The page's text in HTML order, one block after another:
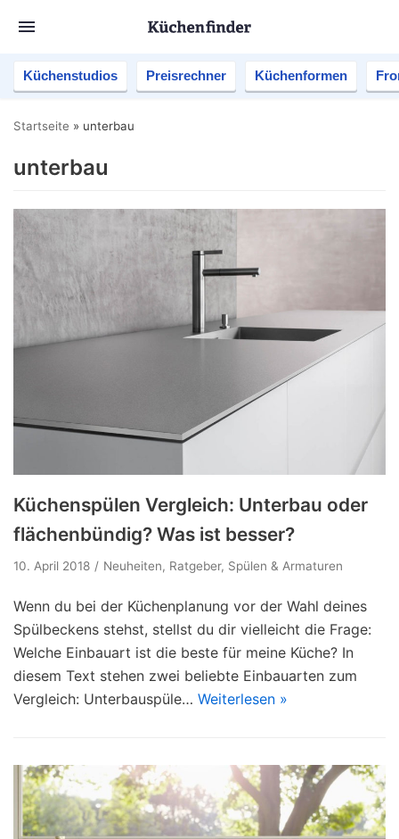
Küchenstudios Preisrechner Küchenformen
Startseite » unterbau
unterbau
Küchenspülen Vergleich: Unterbau oder
flächenbündig? Was ist besser?
10. April 2018 Neuheiten, Ratgeber, Spülen & Armaturen
Wenn du bei der Küchenplanung vor der Wahl deines
Spülbeckens stehst, stellst du dir vielleicht die Frage:
Welche Einbauart ist die beste für meine Küche? In
diesem Text stehen zwei beliebte Einbauarten zum
Vergleich: Unterbauspüle… Weiterlesen »